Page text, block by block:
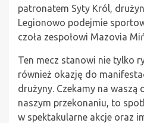
patronatem Syty Król,
Legionowo podejmie
czoła zespołowi Mazovia
Ten mecz stanowi nie tylko
również okazję do
drużyny. Czekamy na waszą
naszym przekonaniu, to
w spektakularne akcje oraz